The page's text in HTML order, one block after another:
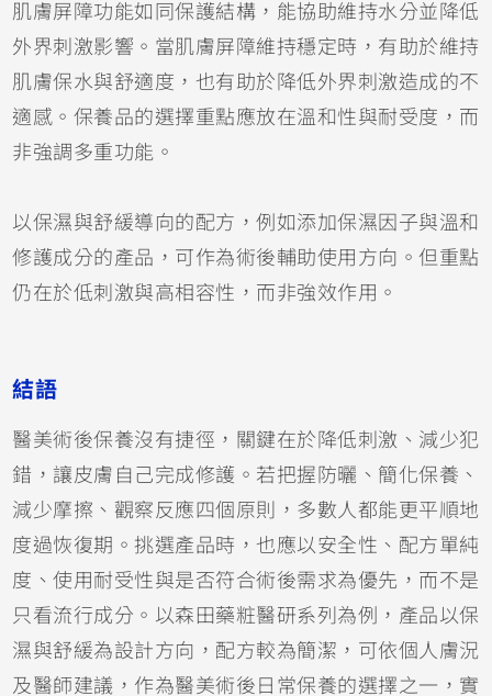
肌膚屏障功能如同保護結構，能協助維持水分並降低
外界刺激影響。當肌膚屏障維持穩定時，有助於維持
肌膚保水與舒適度，也有助於降低外界刺激造成的不
適感。保養品的選擇重點應放在溫和性與耐受度，而
非強調多重功能。
以保濕與舒緩導向的配方，例如添加保濕因子與溫和
修護成分的產品，可作為術後輔助使用方向。但重點
仍在於低刺激與高相容性，而非強效作用。
結語
醫美術後保養沒有捷徑，關鍵在於降低刺激、減少犯
錯，讓皮膚自己完成修護。若把握防曬、簡化保養、
減少摩擦、觀察反應四個原則，多數人都能更平順地
度過恢復期。挑選產品時，也應以安全性、配方單純
度、使用耐受性與是否符合術後需求為優先，而不是
只看流行成分。以森田藥粧醫研系列為例，產品以保
濕與舒緩為設計方向，配方較為簡潔，可依個人膚況
及醫師建議，作為醫美術後日常保養的選擇之一，實